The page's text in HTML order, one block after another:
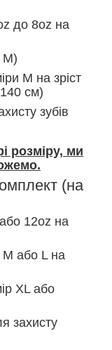
до 8oz на
М)
M на зріст
см)
зубів
розміру, ми
(на
12oz на
М або L на
XL або
захисту